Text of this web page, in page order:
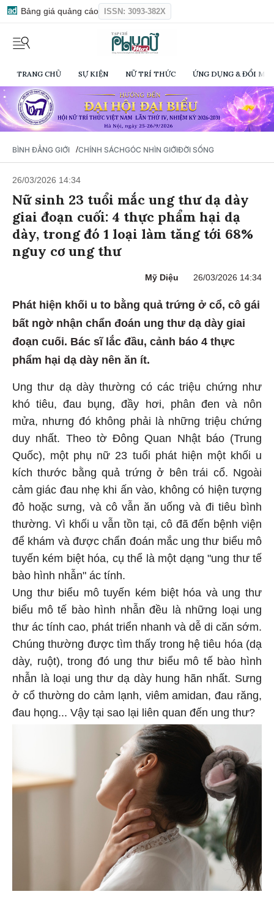
Bảng giá quảng cáo ISSN: 3093-382X
TRANG CHỦ SỰ KIỆN NỮ TRÍ THỨC ỨNG DỤNG & ĐỔI
BÌNH ĐẲNG GIỚI /CHÍNH SÁCHGÓC NHÌN GIỚIĐỜI SỐNG
26/03/2026 14:34
Nữ sinh 23 tuổi mắc ung thư dạ dày
giai đoạn cuối: 4 thực phẩm hại dạ
dày, trong đó 1 loại làm tăng tới ​​68%
nguy cơ ung thư
Mỹ Diệu 26/03/2026 14:34
Phát hiện khối u to bằng quả trứng ở cổ, cô gái
bất ngờ nhận chẩn đoán ung thư dạ dày giai
đoạn cuối. Bác sĩ lắc đầu, cảnh báo 4 thực
phẩm hại dạ dày nên ăn ít.
Ung thư dạ dày thường có các triệu chứng như
khó tiêu, đau bụng, đầy hơi, phân đen và nôn
mửa, nhưng đó không phải là những triệu chứng
duy nhất. Theo tờ Đông Quan Nhật báo (Trung
Quốc), một phụ nữ 23 tuổi phát hiện một khối u
kích thước bằng quả trứng ở bên trái cổ. Ngoài
cảm giác đau nhẹ khi ấn vào, không có hiện tượng
đỏ hoặc sưng, và cô vẫn ăn uống và đi tiêu bình
thường. Vì khối u vẫn tồn tại, cô đã đến bệnh viện
để khám và được chẩn đoán mắc ung thư biểu mô
tuyến kém biệt hóa, cụ thể là một dạng "ung thư tế
bào hình nhẫn" ác tính.
Ung thư biểu mô tuyến kém biệt hóa và ung thư
biểu mô tế bào hình nhẫn đều là những loại ung
thư ác tính cao, phát triển nhanh và dễ di căn sớm.
Chúng thường được tìm thấy trong hệ tiêu hóa (dạ
dày, ruột), trong đó ung thư biểu mô tế bào hình
nhẫn là loại ung thư dạ dày hung hãn nhất. Sưng
ở cổ thường do cảm lạnh, viêm amidan, đau răng,
đau họng... Vậy tại sao lại liên quan đến ung thư?